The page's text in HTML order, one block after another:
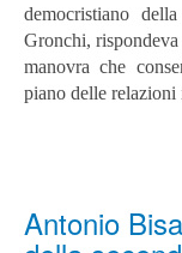
democristiano
Gronchi,
manovra che
piano delle relazioni
Antonio